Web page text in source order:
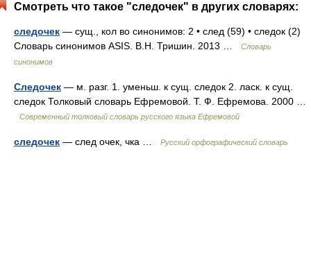
Смотреть что такое "следочек" в других словарях:
следочек — сущ., кол во синонимов: 2 • след (59) • следок (2)
Словарь синонимов ASIS. В.Н. Тришин. 2013 …
Словарь
синонимов
Следочек — м. разг. 1. уменьш. к сущ. следок 2. ласк. к сущ.
следок Толковый словарь Ефремовой. Т. Ф. Ефремова. 2000 …
Современный толковый словарь русского языка Ефремовой
следочек — след очек, чка … Русский орфографический словарь